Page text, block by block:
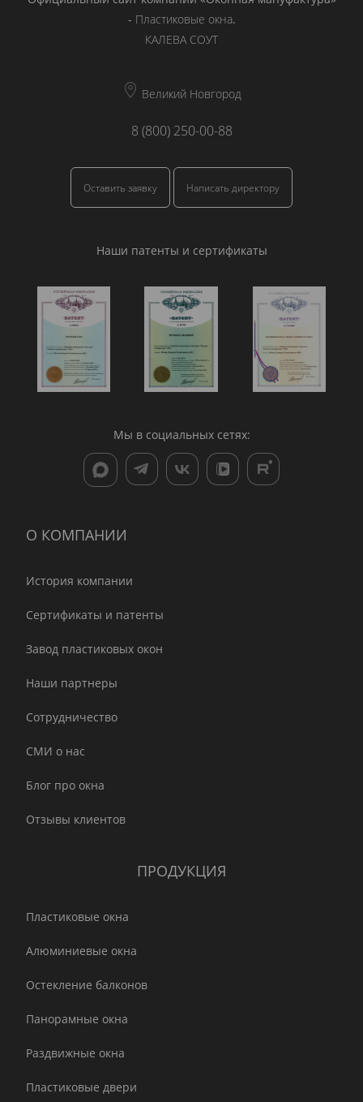
- Пластиковые окна.
КАЛЕВА СОУТ
Великий Новгород
8 (800) 250-00-88
Оставить заявку Написать директору
Наши патенты и сертификаты
Мы в социальных сетях:
О КОМПАНИИ
История компании
Сертификаты и патенты
Завод пластиковых окон
Наши партнеры
Сотрудничество
СМИ о нас
Блог про окна
Отзывы клиентов
ПРОДУКЦИЯ
Пластиковые окна
Алюминиевые окна
Остекление балконов
Панорамные окна
Раздвижные окна
Пластиковые двери